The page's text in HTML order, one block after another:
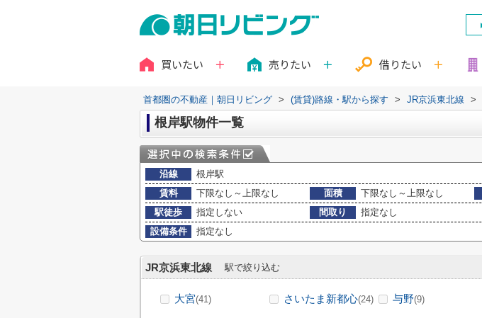
買いたい 売りたい 借りたい
首都圏の不動産｜朝日リビング > (賃貸)路線・駅から探す > JR京浜東北線 >
根岸駅物件一覧
沿線
根岸駅
賃料
下限なし～上限なし 面積 下限なし～上限なし
駅徒歩
指定しない 間取り
指定なし
設備条件
指定なし
JR京浜東北線 駅で絞り込む
大宮(41) さいたま新都心(24) 与野(9)